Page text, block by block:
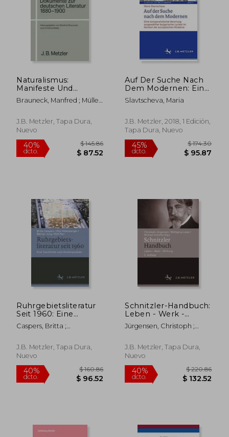
$ 24.00
Naturalismus:
Manifeste Und
Dokumente Zur
Deutschen Literatur
Alemán)
Brauneck, Manfred ; Müller,
J.B. Metzler, Tapa Dura,
Nuevo
40%
dcto.
Auf Der Suche Nach
Dem Modernen: Eine
Komparatistische
Verortung
Bulgarischer Lyriker
Im Kontext Der
Moderne (en Alemán)
Slavtscheva, Maria
J.B. Metzler, 2018, 1 Edición,
Tapa Dura, Nuevo
45%
dcto.
Ruhrgebietsliteratur
Seit 1960: Eine
Geschichte Nach
Knotenpunkten (en
Caspers, Britta ;
Werner
J.B. Metzler, Tapa Dura,
Nuevo
Schnitzler-Handbuch:
Leben - Werk -
Wirkung (en Alemán)
Jürgensen, Christoph ;
Michael
J.B. Metzler, Tapa Dura,
Nuevo